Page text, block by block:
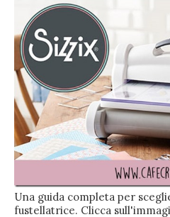
Una guida completa per
fustellatrice. Clicca